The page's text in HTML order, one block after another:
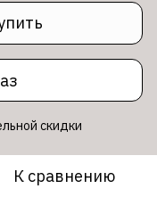
скидки
К сравнению